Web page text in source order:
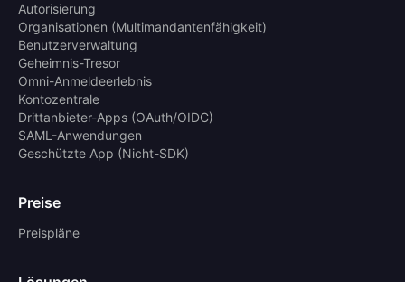
Autorisierung
Organisationen (Multimandantenfähigkeit)
Benutzerverwaltung
Geheimnis-Tresor
Omni-Anmeldeerlebnis
Kontozentrale
Drittanbieter-Apps (OAuth/OIDC)
SAML-Anwendungen
Geschützte App (Nicht-SDK)
Preise
Preispläne